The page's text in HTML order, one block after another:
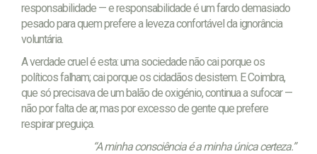
responsabilidade — e responsabilidade é um fardo demasiado
pesado para quem prefere a leveza confortável da ignorância
voluntária.
A verdade cruel é esta: uma sociedade não cai porque os
políticos falham; cai porque os cidadãos desistem. E Coimbra,
que só precisava de um balão de oxigénio, continua a sufocar —
não por falta de ar, mas por excesso de gente que prefere
respirar preguiça.
“A minha consciência é a minha única certeza.”